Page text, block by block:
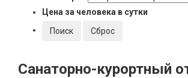
Цена за человека в сутки
Санаторно-курортный